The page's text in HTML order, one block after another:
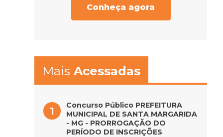
Conheça agora
Mais Acessadas
Concurso Público PREFEITURA
MUNICIPAL DE SANTA MARGARIDA
- MG - PRORROGAÇÃO DO
PERÍODO DE INSCRIÇÕES